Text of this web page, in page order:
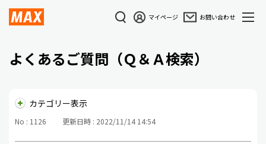
マイページ お問い合わせ
よくあるご質問（Ｑ＆Ａ検索）
カテゴリー表示
No : 1126 更新日時 : 2022/11/14 14:54